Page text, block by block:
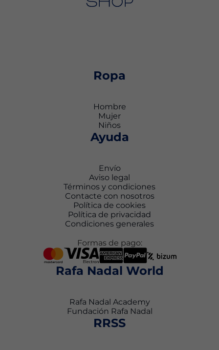
Ropa
Hombre
Mujer
Niños
Ayuda
Envío
Aviso legal
Términos y condiciones
Contacte con nosotros
Política de cookies
Política de privacidad
Condiciones generales
Formas de pago:
Rafa Nadal World
Rafa Nadal Academy
Fundación Rafa Nadal
RRSS